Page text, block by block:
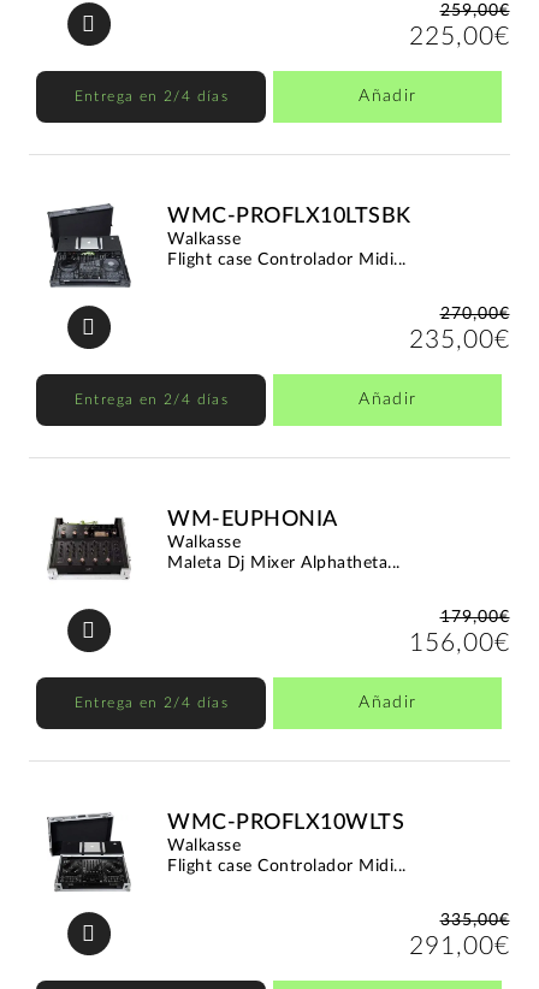
259,00€
225,00€
Entrega en 2/4 días Añadir
WMC-PROFLX10LTSBK
Walkasse
Flight case Controlador Midi...
270,00€
235,00€
Entrega en 2/4 días Añadir
WM-EUPHONIA
Walkasse
Maleta Dj Mixer Alphatheta...
179,00€
156,00€
Entrega en 2/4 días Añadir
WMC-PROFLX10WLTS
Walkasse
Flight case Controlador Midi...
335,00€
291,00€